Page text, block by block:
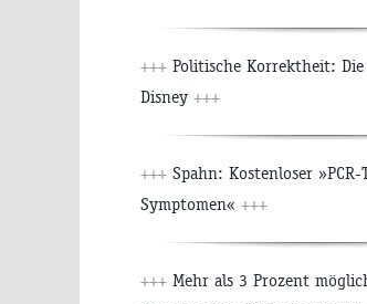
+++ Politische Korrektheit:
Disney +++
+++ Spahn: Kostenloser
Symptomen« +++
+++ Mehr als 3 Prozent